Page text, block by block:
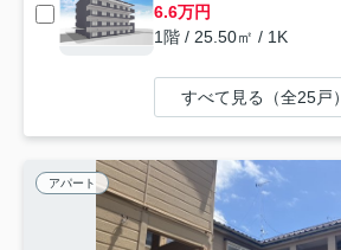
6.6万円
1階 / 25.50㎡ / 1K
すべて見る（全25戸）
アパート